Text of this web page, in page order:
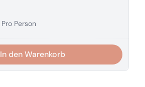
Pro Person
In den Warenkorb